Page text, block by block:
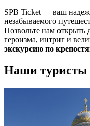
SPB Ticket — ваш
незабываемого
Позвольте нам открыть
героизма, интриг и
экскурсию по
Наши туристы